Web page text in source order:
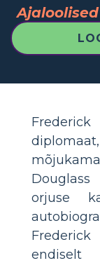
Frederick
orjuse
endiselt